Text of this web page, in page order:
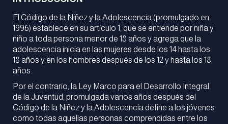
El Código de la Niñez y la Adolescencia (promulgado en
1996) establece en su artículo 1, que se entiende por niña y
niño a toda persona menor de 18 años y agrega que la
adolescencia inicia en las mujeres desde los 14 hasta los
18 años y en los hombres después de los 12 y hasta los 18
años.
Por el contrario, la Ley Marco para el Desarrollo Integral
de la Juventud, promulgada varios años después del
Código de la Niñez y la Adolescencia define a los jóvenes
como todas aquellas personas comprendidas entre los